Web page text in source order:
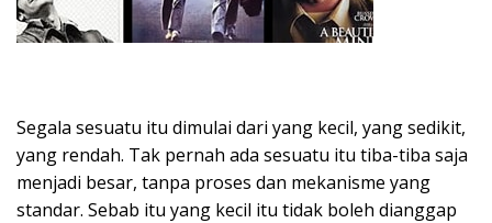
Segala sesuatu itu dimulai dari yang kecil, yang sedikit,
yang rendah. Tak pernah ada sesuatu itu tiba-tiba saja
menjadi besar, tanpa proses dan mekanisme yang
standar. Sebab itu yang kecil itu tidak boleh dianggap